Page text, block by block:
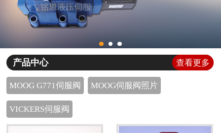
产品中心 查看更多
MOOG G771伺服阀 MOOG伺服阀照片
VICKERS伺服阀